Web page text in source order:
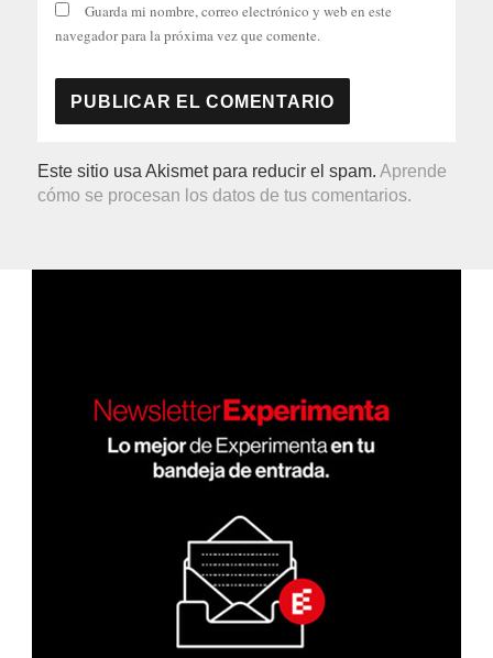
Guarda mi nombre, correo electrónico y web en este
navegador para la próxima vez que comente.
Este sitio usa Akismet para reducir el spam.Aprende
cómo se procesan los datos de tus comentarios.